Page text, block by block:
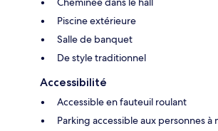
Piscine extérieure
Salle de banquet
De style traditionnel
Accessibilité
Accessible en fauteuil roulant
Parking accessible aux personnes